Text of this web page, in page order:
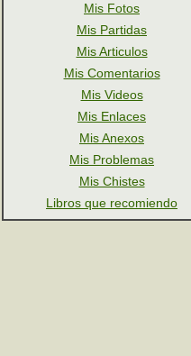
Mis Fotos
Mis Partidas
Mis Articulos
Mis Comentarios
Mis Videos
Mis Enlaces
Mis Anexos
Mis Problemas
Mis Chistes
Libros que recomiendo